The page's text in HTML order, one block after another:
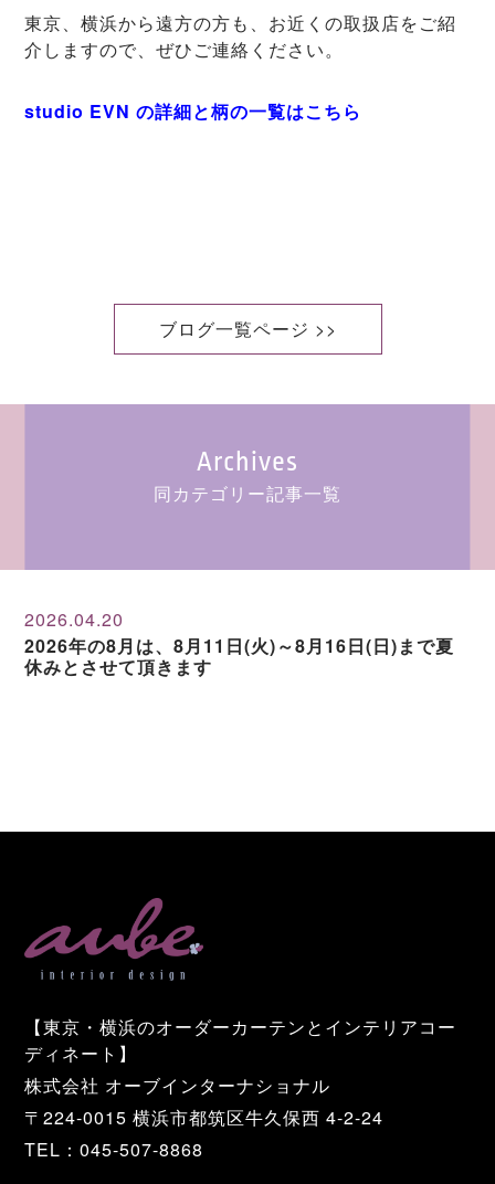
東京、横浜から遠方の方も、お近くの取扱店をご紹
介しますので、ぜひご連絡ください。
studio EVN の詳細と柄の一覧はこちら
ブログ一覧ページ >>
Archives
同カテゴリー記事一覧
2026.04.20
2026年の8月は、8月11日(火)～8月16日(日)まで夏
休みとさせて頂きます
【東京・横浜のオーダーカーテンとインテリアコー
ディネート】
株式会社 オーブインターナショナル
〒224-0015 横浜市都筑区牛久保西 4-2-24
TEL：045-507-8868